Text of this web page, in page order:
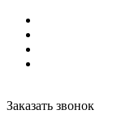
Заказать звонок